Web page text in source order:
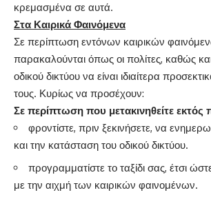
κρεμασμένα σε αυτά.
Στα Καιρικά Φαινόμενα
Σε περίπτωση εντόνων καιρικών
παρακαλούνται όπως οι πολίτες, καθώς
οδικού δικτύου να είναι ιδιαίτερα
τους. Κυρίως να προσέχουν:
Σε περίπτωση που μετακινηθείτε εκτός
φροντίστε, πριν ξεκινήσετε, να
και την κατάσταση του οδικού δικτύου.
προγραμματίστε το ταξίδι σας, έτσι
με την αιχμή των καιρικών φαινομένων.